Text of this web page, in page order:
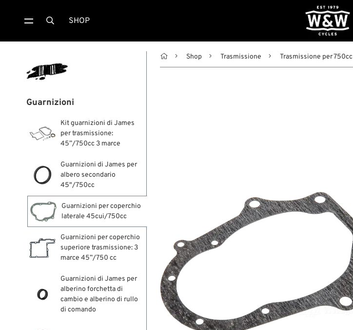
 SHOP
Guarnizioni
Kit guarnizioni di James
per trasmissione:
45”/750cc 3 marce
Guarnizioni di James per
albero secondario
45"/750cc
Guarnizioni per coperchio
laterale 45cui/750cc
Guarnizioni per coperchio
superiore trasmissione: 3
marce 45”/750 cc
Guarnizioni di James per
alberino forchetta di
cambio e alberino di rullo
di comando
 Shop Trasmissione Trasmissione per 750cc